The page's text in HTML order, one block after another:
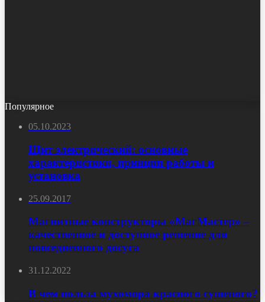
Популярное
05.10.2023
Щит электрический: основные
характеристики, принцип работы и
установка
25.09.2017
Магнитные конструкторы «МагМастер» –
качественное и доступное решение для
повседневного досуга
31.12.2022
В чем польза мухомора красного сушеного?